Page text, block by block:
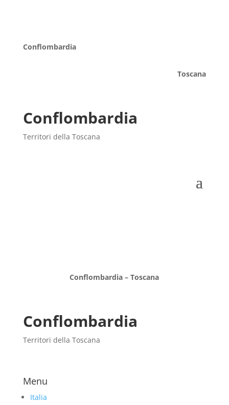
Conflombardia
Toscana
Conflombardia
Territori della Toscana
Conflombardia – Toscana
Conflombardia
Territori della Toscana
Menu
Italia